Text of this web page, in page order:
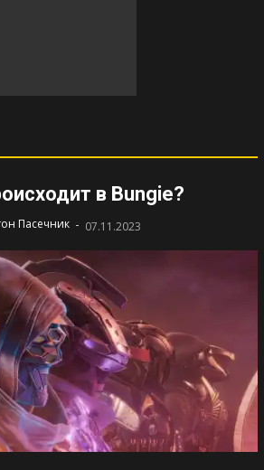
в Bungie?
Пасечник - 07.11.2023